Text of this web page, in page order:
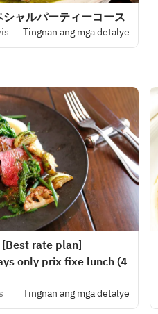
シャルパーティーコース
Tingnan ang mga detalye
rate plan]
only prix fixe lunch (4
Tingnan ang mga detalye